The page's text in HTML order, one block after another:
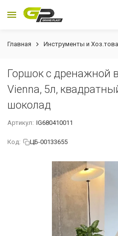
Главная Инструменты и
Горшок с дренажной
Vienna, 5л,
шоколад
Артикул: IG680410011
Код: ЦБ-00133655